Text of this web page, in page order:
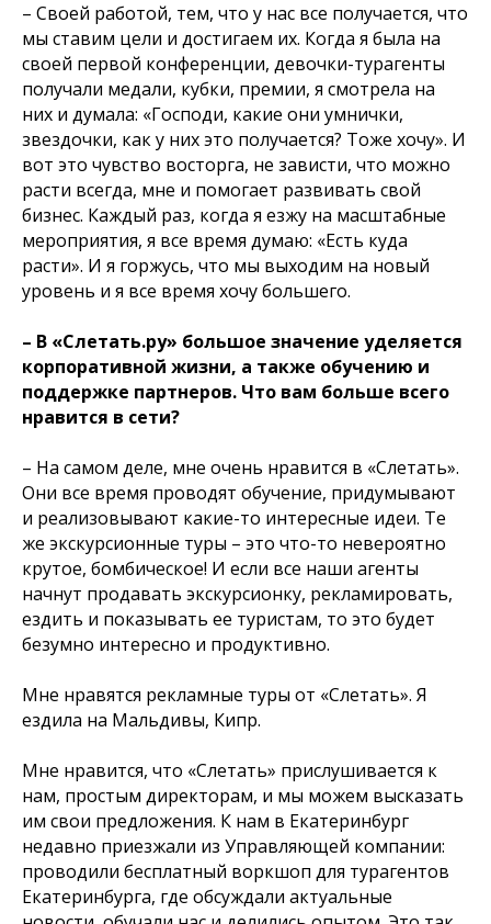
– Своей работой, тем, что у нас все получается, что
мы ставим цели и достигаем их. Когда я была на
своей первой конференции, девочки-турагенты
получали медали, кубки, премии, я смотрела на
них и думала: «Господи, какие они умнички,
звездочки, как у них это получается? Тоже хочу». И
вот это чувство восторга, не зависти, что можно
расти всегда, мне и помогает развивать свой
бизнес. Каждый раз, когда я езжу на масштабные
мероприятия, я все время думаю: «Есть куда
расти». И я горжусь, что мы выходим на новый
уровень и я все время хочу большего.
– В «Слетать.ру» большое значение уделяется
корпоративной жизни, а также обучению и
поддержке партнеров. Что вам больше всего
нравится в сети?
– На самом деле, мне очень нравится в «Слетать».
Они все время проводят обучение, придумывают
и реализовывают какие-то интересные идеи. Те
же экскурсионные туры – это что-то невероятно
крутое, бомбическое! И если все наши агенты
начнут продавать экскурсионку, рекламировать,
ездить и показывать ее туристам, то это будет
безумно интересно и продуктивно.
Мне нравятся рекламные туры от «Слетать». Я
ездила на Мальдивы, Кипр.
Мне нравится, что «Слетать» прислушивается к
нам, простым директорам, и мы можем высказать
им свои предложения. К нам в Екатеринбург
недавно приезжали из Управляющей компании:
проводили бесплатный воркшоп для турагентов
Екатеринбурга, где обсуждали актуальные